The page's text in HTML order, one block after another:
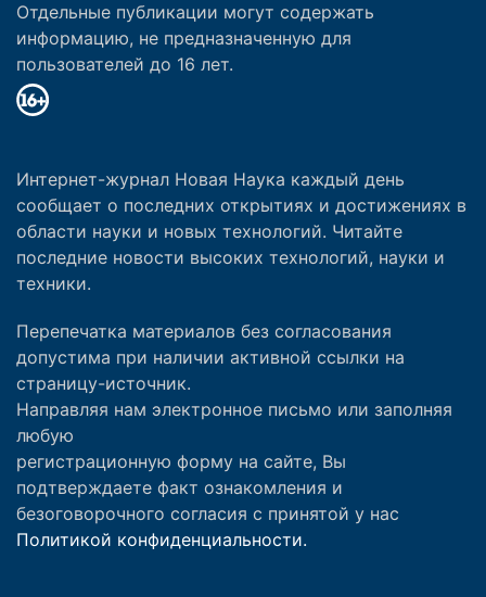
Отдельные публикации могут содержать
информацию, не предназначенную для
пользователей до 16 лет.
Интернет-журнал Новая Наука каждый день
сообщает о последних открытиях и достижениях в
области науки и новых технологий. Читайте
последние новости высоких технологий, науки и
техники.
Перепечатка материалов без согласования
допустима при наличии активной ссылки на
страницу-источник.
Направляя нам электронное письмо или заполняя
любую
регистрационную форму на сайте, Вы
подтверждаете факт ознакомления и
безоговорочного согласия с принятой у нас
Политикой конфиденциальности.